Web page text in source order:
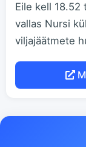
Eile kell 18.52
vallas Nursi
viljajäätmete